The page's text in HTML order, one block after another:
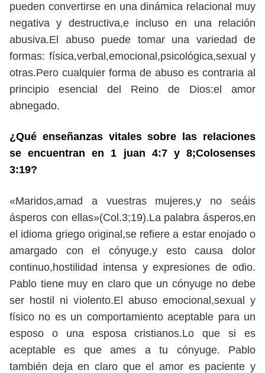
pueden convertirse en una dinámica relacional muy
negativa y destructiva,e incluso en una relación
abusiva.El abuso puede tomar una variedad de
formas: física,verbal,emocional,psicológica,sexual y
otras.Pero cualquier forma de abuso es contraria al
principio esencial del Reino de Dios:el amor
abnegado.
¿Qué enseñanzas vitales sobre las relaciones
se encuentran en 1 juan 4:7 y 8;Colosenses
3:19?
«Maridos,amad a vuestras mujeres,y no seáis
ásperos con ellas»(Col.3;19).La palabra ásperos,en
el idioma griego original,se refiere a estar enojado o
amargado con el cónyuge,y esto causa dolor
continuo,hostilidad intensa y expresiones de odio.
Pablo tiene muy en claro que un cónyuge no debe
ser hostil ni violento.El abuso emocional,sexual y
físico no es un comportamiento aceptable para un
esposo o una esposa cristianos.Lo que si es
aceptable es que ames a tu cónyuge. Pablo
también deja en claro que el amor es paciente y